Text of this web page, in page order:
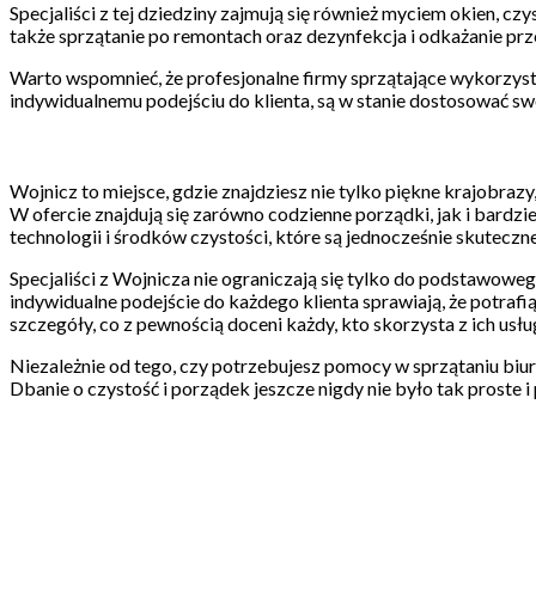
Specjaliści z tej dziedziny zajmują się również myciem okien,
także sprzątanie po remontach oraz dezynfekcja i odkażanie
Warto wspomnieć, że profesjonalne firmy sprzątające
indywidualnemu podejściu do klienta, są w stanie dostosować
Wojnicz to miejsce, gdzie znajdziesz nie tylko piękne
W ofercie znajdują się zarówno codzienne porządki, jak i
technologii i środków czystości, które są jednocześnie
Specjaliści z Wojnicza nie ograniczają się tylko do
indywidualne podejście do każdego klienta sprawiają, że
szczegóły, co z pewnością doceni każdy, kto skorzysta z ich
Niezależnie od tego, czy potrzebujesz pomocy w sprzątaniu
Dbanie o czystość i porządek jeszcze nigdy nie było tak